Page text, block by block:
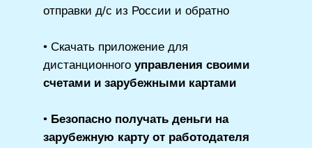
отправки д/с из России и обратно
• Скачать приложение для
дистанционного управления своими
счетами и зарубежными картами
• Безопасно получать деньги на
зарубежную карту от работодателя